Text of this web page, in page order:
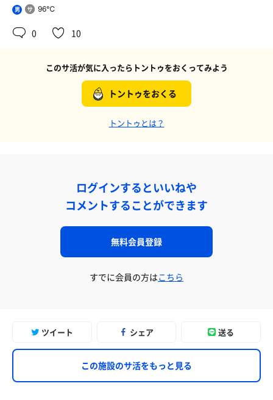
男 96℃
0 10
このサ活が気に入ったらトントゥをおくってみよう
トントゥをおくる
トントゥとは？
ログインするといいねや
コメントすることができます
無料会員登録
すでに会員の方はこちら
ツイート シェア 送る
この施設のサ活をもっと見る